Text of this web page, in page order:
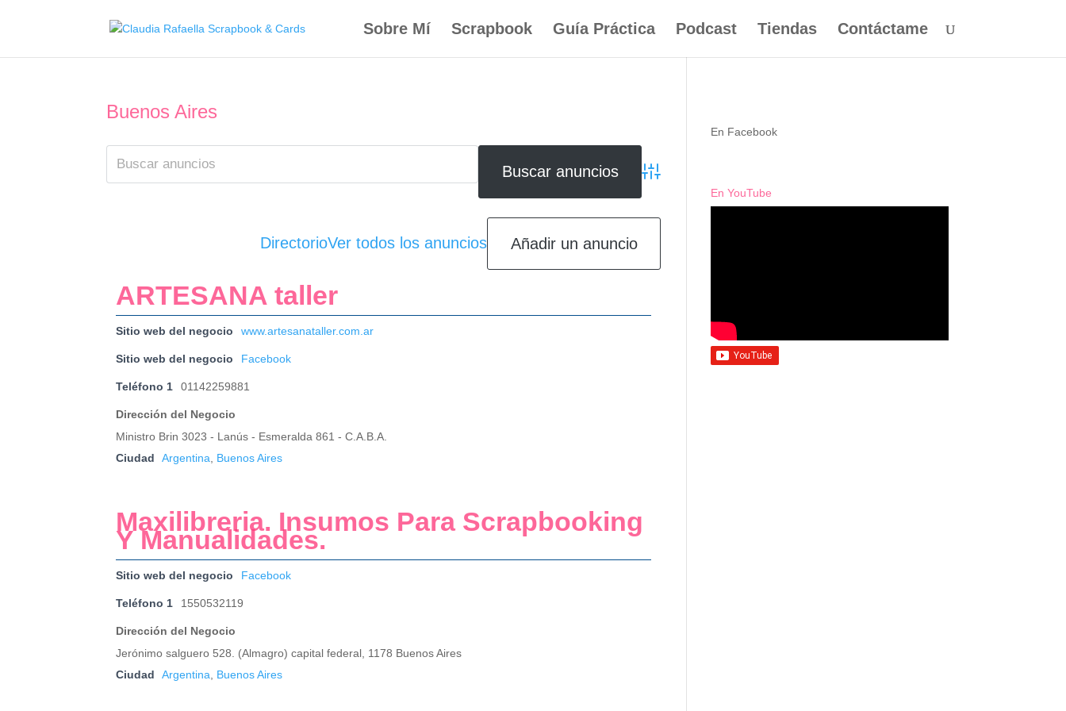
Sobre Mí Scrapbook Guía Práctica Podcast Tiendas Contáctame
Buenos Aires
Búsqueda avanzada
DirectorioVer todos los anuncios Añadir un anuncio
ARTESANA taller
Sitio web del negocio www.artesanataller.com.ar
Sitio web del negocio Facebook
Teléfono 1 01142259881
Dirección del Negocio
Ministro Brin 3023 - Lanús - Esmeralda 861 - C.A.B.A.
Ciudad
Argentina, Buenos Aires
Maxilibreria. Insumos Para Scrapbooking
Y Manualidades.
Sitio web del negocio Facebook
Teléfono 1 1550532119
Dirección del Negocio
Jerónimo salguero 528. (Almagro) capital federal, 1178 Buenos Aires
Ciudad
Argentina, Buenos Aires
En Facebook
En YouTube